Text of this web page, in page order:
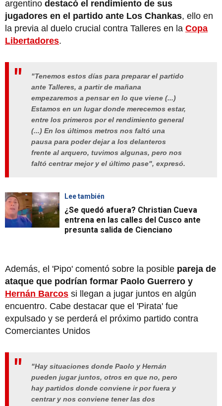
argentino destacó el rendimiento de sus
jugadores en el partido ante Los Chankas, ello en
la previa al duelo crucial contra Talleres en la Copa
Libertadores.
"Tenemos estos días para preparar el partido
ante Talleres, a partir de mañana
empezaremos a pensar en lo que viene (...)
Estamos en un lugar donde merecemos estar,
entre los primeros por el rendimiento general
(...) En los últimos metros nos faltó una
pausa para poder dejar a los delanteros
frente al arquero, tuvimos algunas, pero nos
faltó centrar mejor y el último pase", expresó.
Lee también
¿Se quedó afuera? Christian Cueva
entrena en las calles del Cusco ante
presunta salida de Cienciano
Además, el 'Pipo' comentó sobre la posible pareja de
ataque que podrían formar Paolo Guerrero y
Hernán Barcos si llegan a jugar juntos en algún
encuentro. Cabe destacar que el 'Pirata' fue
expulsado y se perderá el próximo partido contra
Comerciantes Unidos
"Hay situaciones donde Paolo y Hernán
pueden jugar juntos, otros en que no, pero
hay partidos donde conviene ir por fuera y
centrar y nos conviene tener las dos